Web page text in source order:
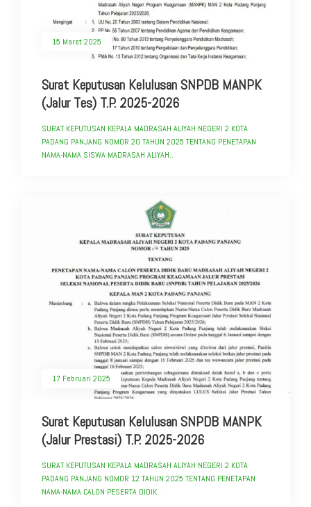
15 Maret 2025
Surat Keputusan Kelulusan SNPDB MANPK
(Jalur Tes) T.P. 2025-2026
SURAT KEPUTUSAN KEPALA MADRASAH ALIYAH NEGERI 2 KOTA
PADANG PANJANG NOMOR 20 TAHUN 2025 TENTANG PENETAPAN
NAMA-NAMA SISWA MADRASAH ALIYAH..
17 Februari 2025
Surat Keputusan Kelulusan SNPDB MANPK
(Jalur Prestasi) T.P. 2025-2026
SURAT KEPUTUSAN KEPALA MADRASAH ALIYAH NEGERI 2 KOTA
PADANG PANJANG NOMOR 12 TAHUN 2025 TENTANG PENETAPAN
NAMA-NAMA CALON PESERTA DIDIK..